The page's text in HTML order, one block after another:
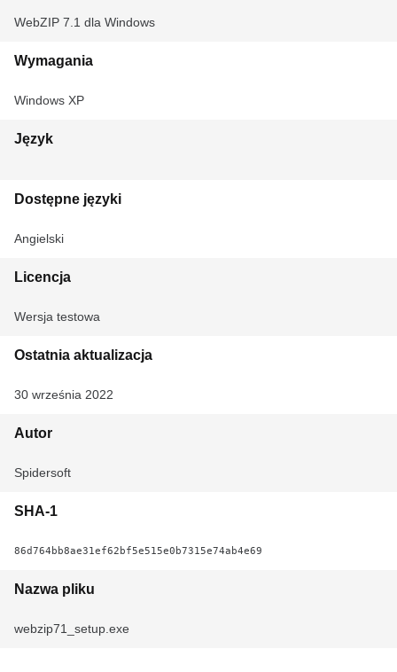
WebZIP 7.1 dla Windows
Wymagania
Windows XP
Język
Dostępne języki
Angielski
Licencja
Wersja testowa
Ostatnia aktualizacja
30 września 2022
Autor
Spidersoft
SHA-1
86d764bb8ae31ef62bf5e515e0b7315e74ab4e69
Nazwa pliku
webzip71_setup.exe